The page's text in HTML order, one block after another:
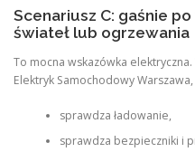
Scenariusz C: gaśnie
świateł lub ogrzewania
To mocna wskazówka
Elektryk Samochodowy
sprawdza ładowanie,
sprawdza bezpieczniki i